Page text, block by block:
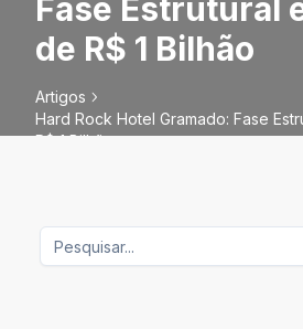
Fase Estrutural
de R$ 1 Bilhão
Artigos
Hard Rock Hotel Gramado: Fase
R$ 1 Bilhão